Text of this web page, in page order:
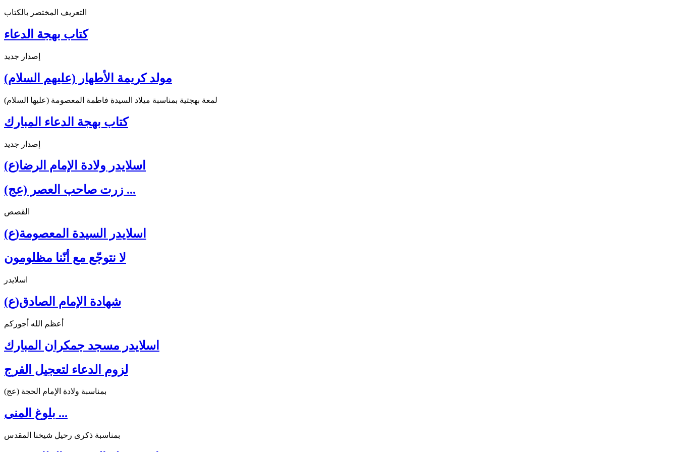
التعريف المختصر بالكتاب
كتاب بهجة الدعاء
إصدار جديد
مولد كريمة الأطهار (عليهم السلام)
لمعة بهجتية بمناسبة ميلاد السيدة فاطمة المعصومة (عليها السلام)
كتاب بهجة الدعاء المبارك
إصدار جديد
اسلايدر ولادة الإمام الرضا(ع)
زرت صاحب العصر (عج) ...
القصص
اسلايدر السيدة المعصومة(ع)
لا نتوجّع مع أنّنا مظلومون
اسلايدر
شهادة الإمام الصادق(ع)
أعظم الله أجوركم
اسلايدر مسجد جمكران المبارك
لزوم الدعاء لتعجيل الفرج
بمناسبة ولادة الإمام الحجة (عج)
بلوغ المنى ...
بمناسبة ذكرى رحيل شيخنا المقدس